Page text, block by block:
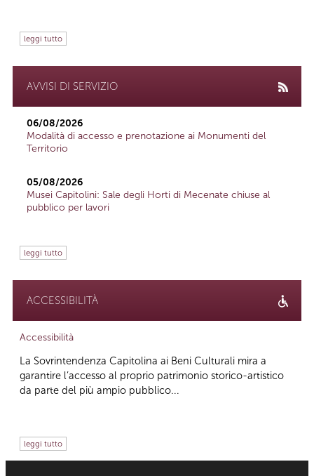
leggi tutto
AVVISI DI SERVIZIO
06/08/2026
Modalità di accesso e prenotazione ai Monumenti del
Territorio
05/08/2026
Musei Capitolini: Sale degli Horti di Mecenate chiuse al
pubblico per lavori
leggi tutto
ACCESSIBILITÀ
Accessibilità
La Sovrintendenza Capitolina ai Beni Culturali mira a
garantire l’accesso al proprio patrimonio storico-artistico
da parte del più ampio pubblico...
leggi tutto